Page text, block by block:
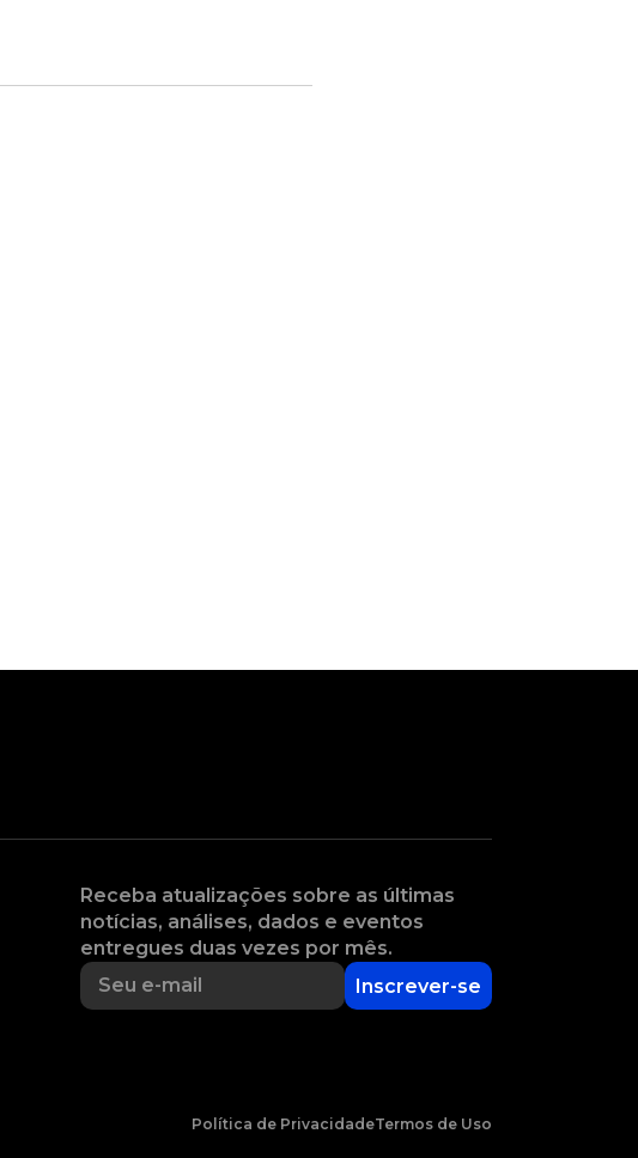
Receba atualizações sobre as últimas
notícias, análises, dados e eventos
entregues duas vezes por mês.
Inscrever-se
Política de PrivacidadeTermos de Uso